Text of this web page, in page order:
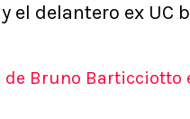
el delantero ex UC
Bruno Barticciotto